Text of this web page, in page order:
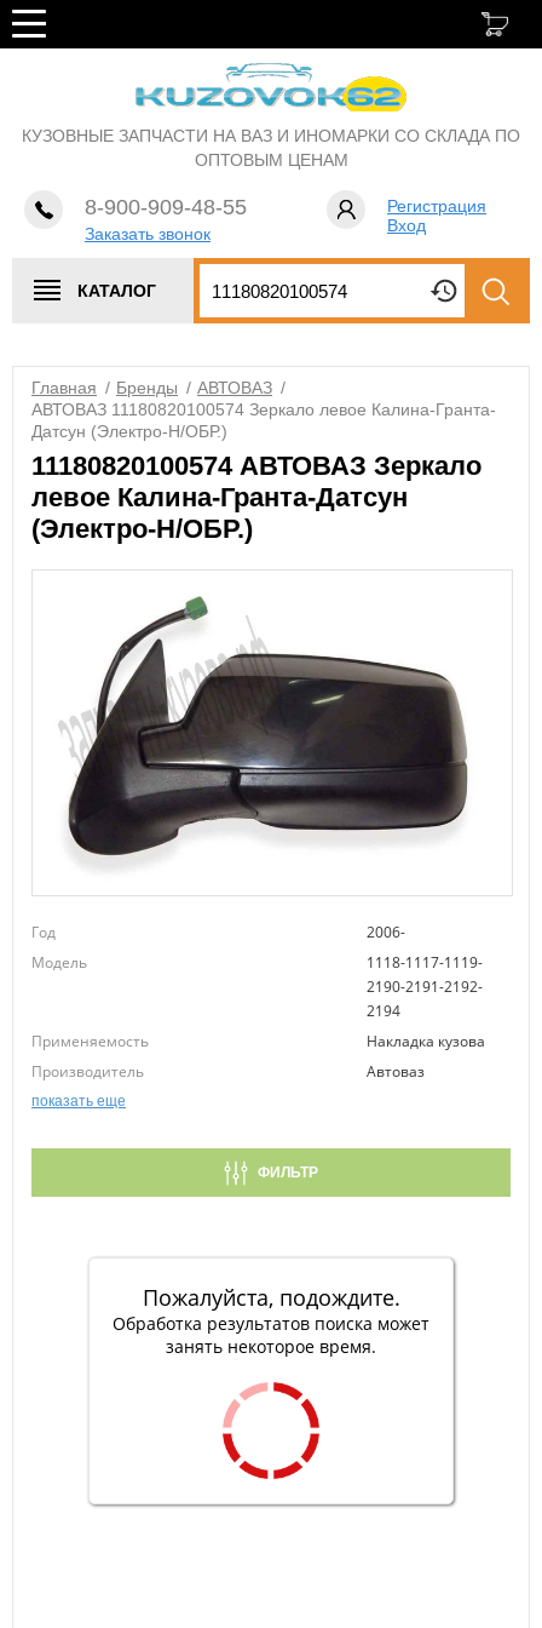
КУЗОВНЫЕ ЗАПЧАСТИ НА ВАЗ И ИНОМАРКИ СО СКЛАДА ПО
ОПТОВЫМ ЦЕНАМ
8-900-909-48-55
Заказать звонок
Регистрация
Вход
КАТАЛОГ
Главная / Бренды / АВТОВАЗ /
АВТОВАЗ 11180820100574 Зеркало левое Калина-Гранта-
Датсун (Электро-Н/ОБР.)
11180820100574 АВТОВАЗ Зеркало
левое Калина-Гранта-Датсун
(Электро-Н/ОБР.)
Год
2006-
Модель
1118-1117-1119-
2190-2191-2192-
2194
Применяемость
Накладка кузова
Производитель
Автоваз
показать еще
ФИЛЬТР
Пожалуйста, подождите.
Обработка результатов поиска может
занять некоторое время.